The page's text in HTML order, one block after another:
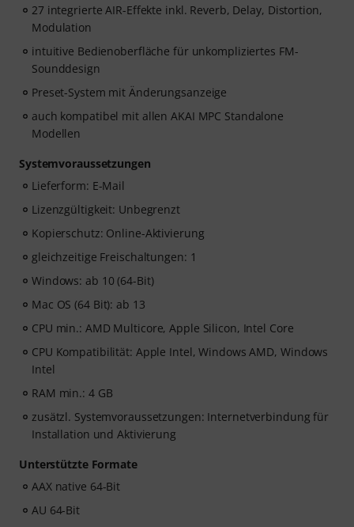
27 integrierte AIR-Effekte inkl. Reverb, Delay, Distortion,
Modulation
intuitive Bedienoberfläche für unkompliziertes FM-
Sounddesign
Preset-System mit Änderungsanzeige
auch kompatibel mit allen AKAI MPC Standalone
Modellen
Systemvoraussetzungen
Lieferform: E-Mail
Lizenzgültigkeit: Unbegrenzt
Kopierschutz: Online-Aktivierung
gleichzeitige Freischaltungen: 1
Windows: ab 10 (64-Bit)
Mac OS (64 Bit): ab 13
CPU min.: AMD Multicore, Apple Silicon, Intel Core
CPU Kompatibilität: Apple Intel, Windows AMD, Windows
Intel
RAM min.: 4 GB
zusätzl. Systemvoraussetzungen: Internetverbindung für
Installation und Aktivierung
Unterstützte Formate
AAX native 64-Bit
AU 64-Bit